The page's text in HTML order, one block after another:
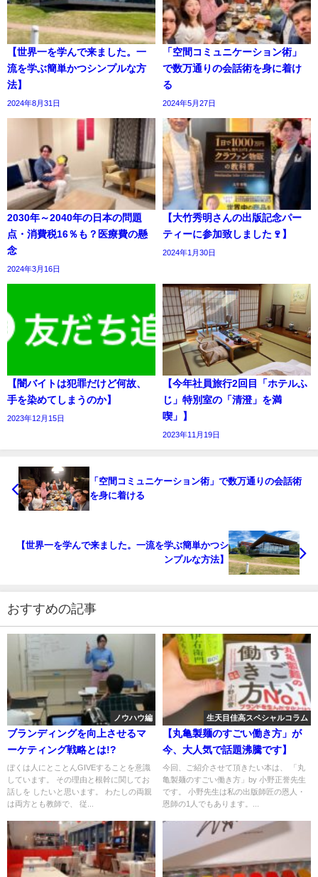
【世界一を学んで来ました。一
流を学ぶ簡単かつシンプルな方
法】
2024年8月31日
「空間コミュニケーション術」
で数万通りの会話術を身に着け
る
2024年5月27日
2030年～2040年の日本の問題
点・消費税16％も？医療費の懸
念
2024年3月16日
【大竹秀明さんの出版記念パー
ティーに参加致しました🍷】
2024年1月30日
【闇バイトは犯罪だけど何故、
手を染めてしまうのか】
2023年12月15日
【今年社員旅行2回目「ホテルふ
じ」特別室の「清澄」を満
喫」】
2023年11月19日
「空間コミュニケーション術」で数万通りの会話術
を身に着ける
【世界一を学んで来ました。一流を学ぶ簡単かつシ
ンプルな方法】
おすすめの記事
ノウハウ編
ブランディングを向上させるマ
ーケティング戦略とは!?
ぼくは人にとことんGIVEすることを意識
しています。 その理由と根幹に関してお
話しを したいと思います。 わたしの両親
は両方とも教師で、 従...
生天目佳高スペシャルコラム
【丸亀製麺のすごい働き方」が
今、大人気で話題沸騰です】
今回、ご紹介させて頂きたい本は、 「丸
亀製麺のすごい働き方」by 小野正誉先生
です。 小野先生は私の出版師匠の恩人・
恩師の1人でもあります。...